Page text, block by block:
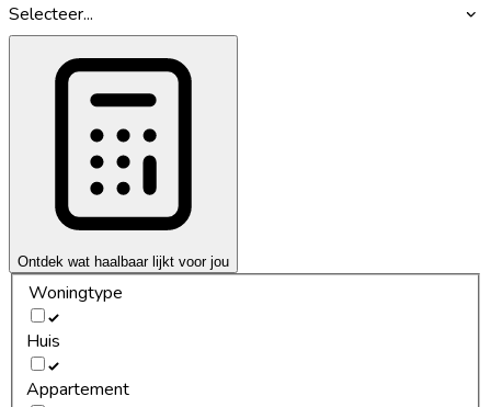
Selecteer...
Ontdek wat haalbaar lijkt voor jou
Woningtype
Huis
Appartement